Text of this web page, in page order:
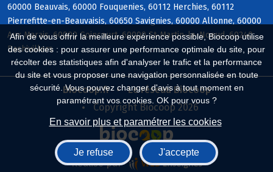
Afin de vous offrir la meilleure expérience possible, Biocoop utilise
des cookies : pour assurer une performance optimale du site, pour
récolter des statistiques afin d'analyser le trafic et la performance
du site et vous proposer une navigation personnalisée en toute
sécurité. Vous pouvez changer d'avis à tout moment en
paramétrant vos cookies. OK pour vous ?
En savoir plus et paramétrer les cookies
Je refuse J'accepte
60000 Beauvais, 60000 Fouquenies, 60112 Herchies, 60112
Pierrefitte-en-Beauvaisis, 60650 Savignies, 60000 Allonne, 60000
Aux Marais, 60000 Goincourt, 60000 St-Martin-le-Noeud, 60240
Bachivillers
Biocoop.fr
Le réseau Biocoop
Copyright Biocoop 2026
Réalisé par